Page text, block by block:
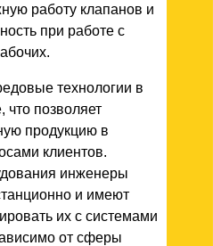
работу клапанов и
при работе с
технологии в
что позволяет
продукцию в
клиентов.
инженеры
и имеют
их с системами
от сферы